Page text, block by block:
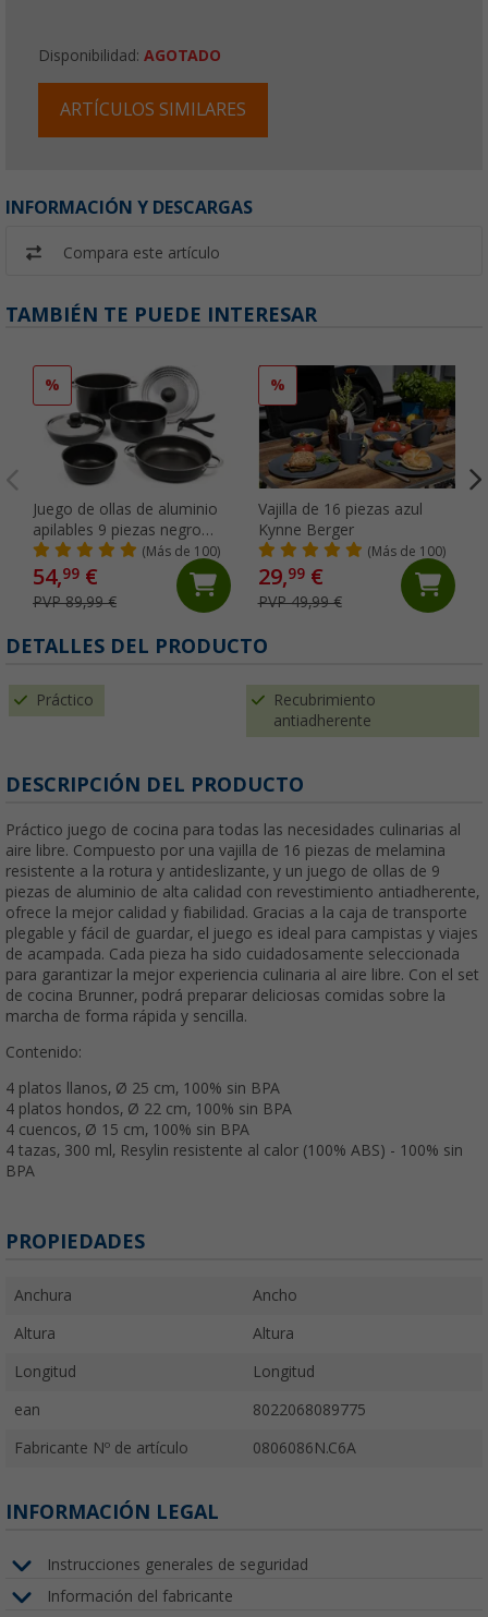
Disponibilidad: AGOTADO
ARTÍCULOS SIMILARES
INFORMACIÓN Y DESCARGAS
Compara este artículo
TAMBIÉN TE PUEDE INTERESAR
%
Juego de ollas de aluminio
apilables 9 piezas negro
Berger
(Más de 100)
54,99 €
PVP 89,99 €
%
Vajilla de 16 piezas azul
Kynne Berger
(Más de 100)
29,99€
PVP 49,99 €
DETALLES DEL PRODUCTO
Práctico
Recubrimiento
antiadherente
DESCRIPCIÓN DEL PRODUCTO
Práctico juego de cocina para todas las necesidades culinarias al
aire libre. Compuesto por una vajilla de 16 piezas de melamina
resistente a la rotura y antideslizante, y un juego de ollas de 9
piezas de aluminio de alta calidad con revestimiento antiadherente,
ofrece la mejor calidad y fiabilidad. Gracias a la caja de transporte
plegable y fácil de guardar, el juego es ideal para campistas y viajes
de acampada. Cada pieza ha sido cuidadosamente seleccionada
para garantizar la mejor experiencia culinaria al aire libre. Con el set
de cocina Brunner, podrá preparar deliciosas comidas sobre la
marcha de forma rápida y sencilla.
Contenido:
4 platos llanos, Ø 25 cm, 100% sin BPA
4 platos hondos, Ø 22 cm, 100% sin BPA
4 cuencos, Ø 15 cm, 100% sin BPA
4 tazas, 300 ml, Resylin resistente al calor (100% ABS) - 100% sin
BPA
PROPIEDADES
Anchura Ancho
Altura Altura
Longitud Longitud
ean 8022068089775
Fabricante Nº de artículo 0806086N.C6A
INFORMACIÓN LEGAL
Instrucciones generales de seguridad
Información del fabricante